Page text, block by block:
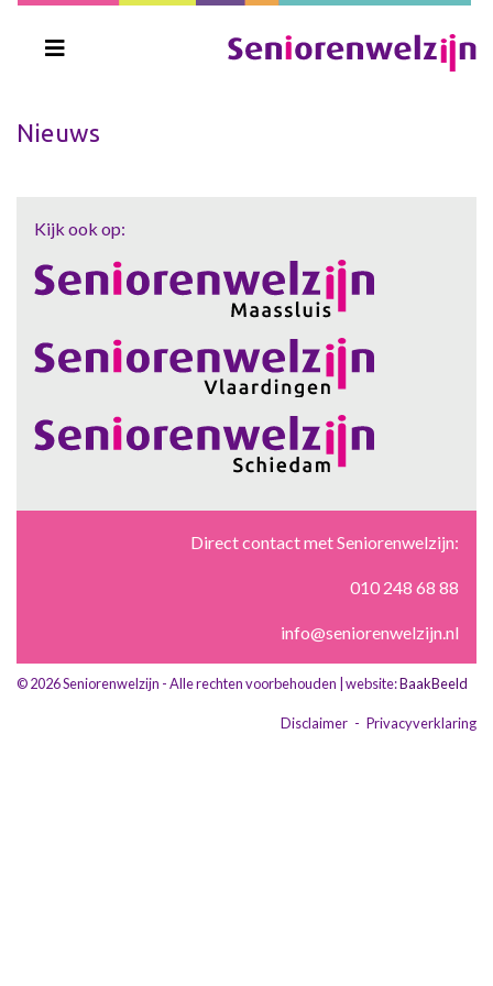
Nieuws
Kijk ook op:
Direct contact met Seniorenwelzijn:
010 248 68 88
info@seniorenwelzijn.nl
© 2026 Seniorenwelzijn - Alle rechten voorbehouden | website:BaakBeeld
Disclaimer - Privacyverklaring